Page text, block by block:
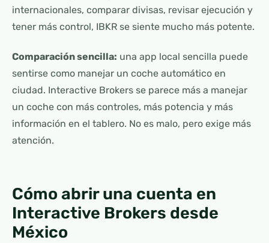
internacionales, comparar divisas, revisar ejecución y
tener más control, IBKR se siente mucho más potente.
Comparación sencilla: una app local sencilla puede
sentirse como manejar un coche automático en
ciudad. Interactive Brokers se parece más a manejar
un coche con más controles, más potencia y más
información en el tablero. No es malo, pero exige más
atención.
Cómo abrir una cuenta en
Interactive Brokers desde
México